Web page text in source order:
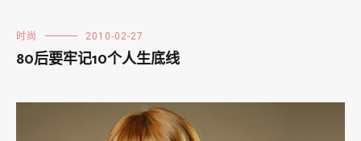
时尚 2010-02-27
80后要牢记10个人生底线